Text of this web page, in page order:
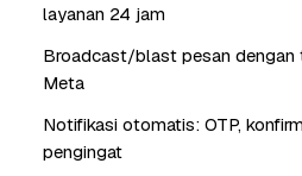
layanan 24 jam
Broadcast/blast pesan dengan
Meta
Notifikasi otomatis: OTP,
pengingat